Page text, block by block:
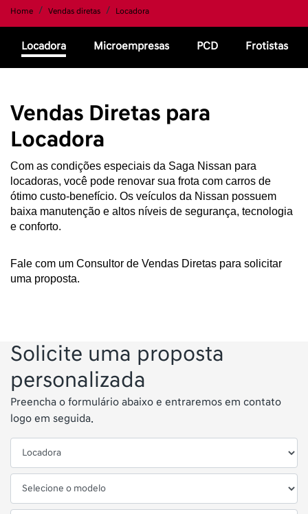
Home Vendas diretas Locadora
Microempresas PCD
Locadora Frotistas
Vendas Diretas para
Locadora
Com as condições especiais da Saga Nissan para
locadoras, você pode renovar sua frota com carros de
ótimo custo-benefício. Os veículos da Nissan possuem
baixa manutenção e altos níveis de segurança, tecnologia
e conforto.
Fale com um Consultor de Vendas Diretas para solicitar
uma proposta.
Solicite uma proposta
personalizada
Preencha o formulário abaixo e entraremos em contato
logo em seguida.